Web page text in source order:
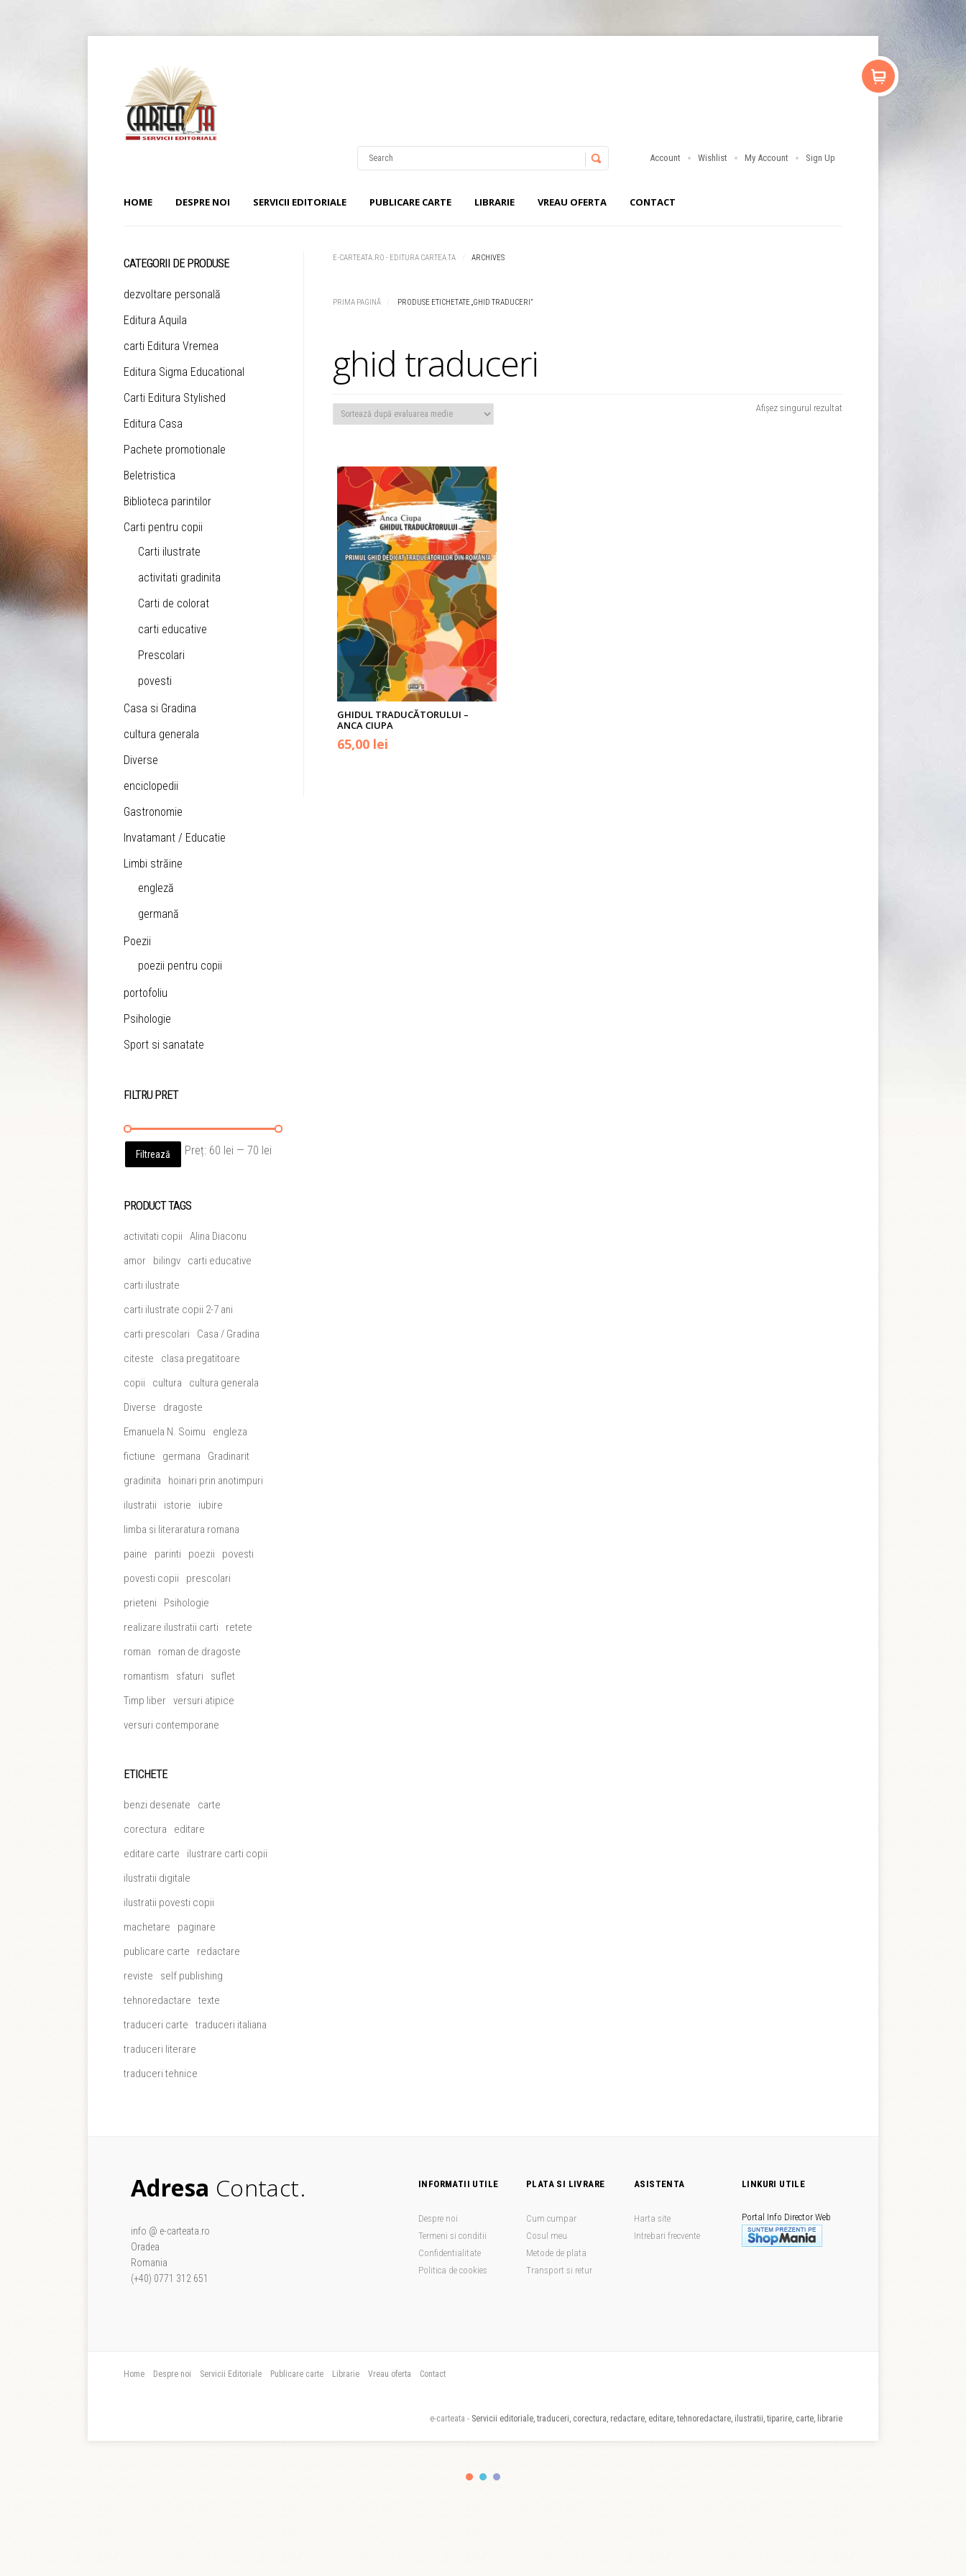
Account Wishlist My Account Sign Up
HOME DESPRE NOI SERVICII EDITORIALE PUBLICARE CARTE LIBRARIE VREAU OFERTA CONTACT
E-CARTEATA.RO - EDITURA CARTEA TA ARCHIVES
PRIMA PAGINĂ PRODUSE ETICHETATE „GHID TRADUCERI”
ghid traduceri
Afișez singurul rezultat
GHIDUL TRADUCĂTORULUI –
ANCA CIUPA
65,00 lei
CATEGORII DE PRODUSE
dezvoltare personală
Editura Aquila
carti Editura Vremea
Editura Sigma Educational
Carti Editura Stylished
Editura Casa
Pachete promotionale
Beletristica
Biblioteca parintilor
Carti pentru copii
Carti ilustrate
activitati gradinita
Carti de colorat
carti educative
Prescolari
povesti
Casa si Gradina
cultura generala
Diverse
enciclopedii
Gastronomie
Invatamant / Educatie
Limbi străine
engleză
germană
Poezii
poezii pentru copii
portofoliu
Psihologie
Sport si sanatate
FILTRU PRET
minim
maxim
Filtrează Preț: 60 lei — 70 lei
PRODUCT TAGS
activitati copii
Alina Diaconu
amor
bilingv
carti educative
carti ilustrate
carti ilustrate copii 2-7 ani
carti prescolari
Casa / Gradina
citeste
clasa pregatitoare
copii
cultura
cultura generala
Diverse
dragoste
Emanuela N. Soimu
engleza
fictiune
germana
Gradinarit
gradinita
hoinari prin anotimpuri
ilustratii
istorie
iubire
limba si literaratura romana
paine
parinti poezii
povesti
povesti copii
prescolari
prieteni
Psihologie
realizare ilustratii carti
retete
roman
roman de dragoste
romantism
sfaturi
suflet
Timp liber versuri atipice
versuri contemporane
ETICHETE
benzi desenate
carte
corectura
editare
editare carte
ilustrare carti copii
ilustratii digitale
ilustratii povesti copii
machetare
paginare
publicare carte
redactare
reviste
self publishing
tehnoredactare
texte
traduceri carte
traduceri italiana
traduceri literare
traduceri tehnice
Adresa Contact.
info @ e-carteata.ro
Oradea
Romania
(+40) 0771 312 651
INFORMATII UTILE
Despre noi
Termeni si conditii
Confidentialitate
Politica de cookies
PLATA SI LIVRARE
Cum cumpar
Cosul meu
Metode de plata
Transport si retur
ASISTENTA
Harta site
Intrebari frecvente
LINKURI UTILE
Portal Info Director Web
Home Despre noi Servicii Editoriale Publicare carte Librarie Vreau oferta Contact
e-carteata - Servicii editoriale, traduceri, corectura, redactare, editare, tehnoredactare, ilustratii, tiparire, carte, librarie
Password
Remember Me